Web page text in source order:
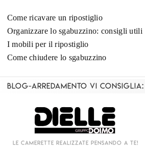
Come ricavare un ripostiglio
Organizzare lo sgabuzzino: consigli utili
I mobili per il ripostiglio
Come chiudere lo sgabuzzino
Blog-Arredamento vi consiglia: